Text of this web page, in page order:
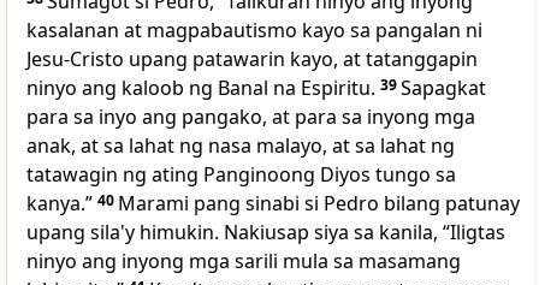
kasalanan at magpabautismo kayo sa pangalan ni
Jesu-Cristo upang patawarin kayo, at tatanggapin
ninyo ang kaloob ng Banal na Espiritu. 39Sapagkat
para sa inyo ang pangako, at para sa inyong mga
anak, at sa lahat ng nasa malayo, at sa lahat ng
tatawagin ng ating Panginoong Diyos tungo sa
kanya.” 40 Marami pang sinabi si Pedro bilang patunay
upang sila'y himukin. Nakiusap siya sa kanila, “Iligtas
ninyo ang inyong mga sarili mula sa masamang